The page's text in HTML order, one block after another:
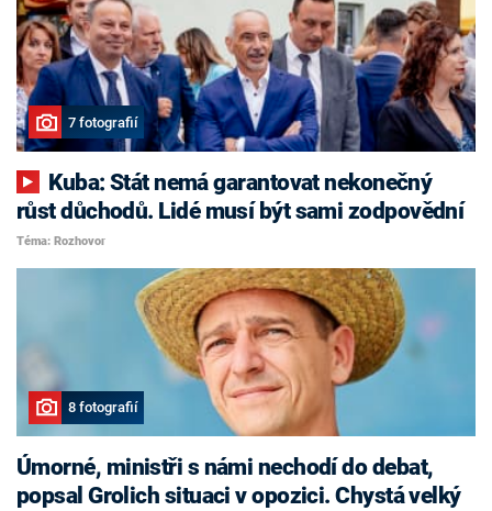
7 fotografií
růst důchodů. Lidé musí být sami zodpovědní
Téma: Rozhovor
8 fotografií
Úmorné, ministři s námi nechodí do debat,
popsal Grolich situaci v opozici. Chystá velký